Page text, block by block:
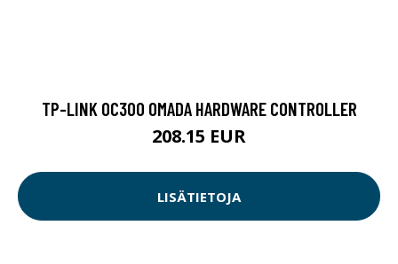
TP-LINK OC300 OMADA HARDWARE CONTROLLER
208.15 EUR
LISÄTIETOJA